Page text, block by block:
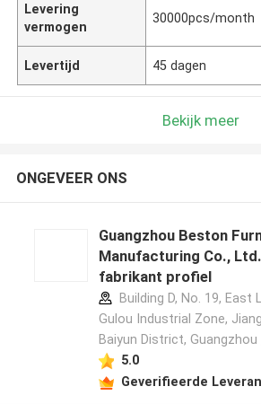
Levering
vermogen
30000pcs/month
Levertijd 45 dagen
Bekijk meer
ONGEVEER ONS
Guangzhou Beston
Manufacturing Co., Ltd.
fabrikant profiel
Building D, No. 19, East
Gulou Industrial Zone,
Baiyun District, Guangzhou
5.0
Geverifieerde